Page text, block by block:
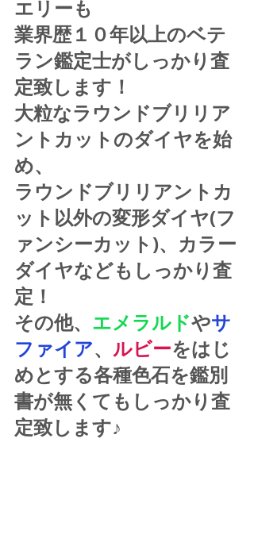
エリーも
業界歴１０年以上のベテ
ラン鑑定士がしっかり査
定致します！
大粒なラウンドブリリア
ントカットのダイヤを始
め、
ラウンドブリリアントカ
ット以外の変形ダイヤ(フ
ァンシーカット)、カラー
ダイヤなどもしっかり査
定！
その他、 エメラルドやサ
ファイア、 ルビーをはじ
めとする各種色石を鑑別
書が無くてもしっかり査
定致します♪